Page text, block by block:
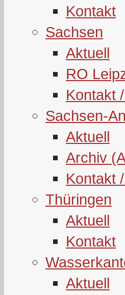
Kontakt
Sachsen
Aktuell
RO
Kontakt
Sachsen-
Aktuell
Archiv
Kontakt
Thüringen
Aktuell
Kontakt
Aktuell